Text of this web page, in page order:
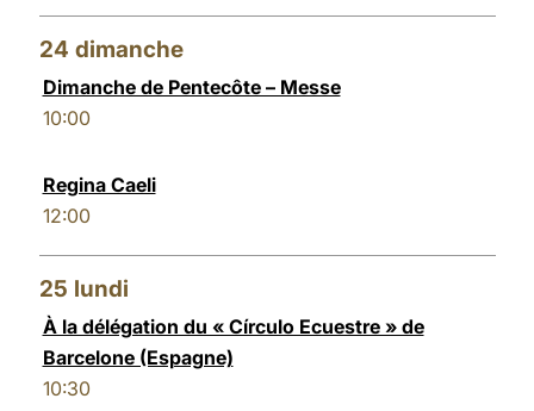
24 dimanche
Dimanche de Pentecôte – Messe
10:00
Regina Caeli
12:00
25 lundi
À la délégation du « Círculo Ecuestre » de
Barcelone (Espagne)
10:30